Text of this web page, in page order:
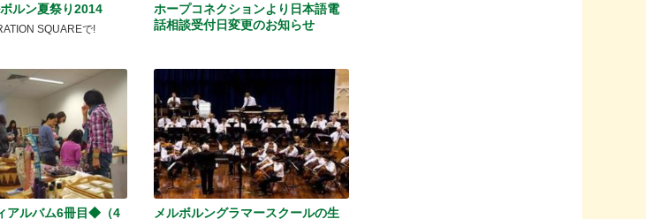
ボルン夏祭り2014
SQUAREで!
ホープコネクションより日本語電
話相談受付日変更のお知らせ
アルバム6冊目◆（4
メルボルングラマースクールの生